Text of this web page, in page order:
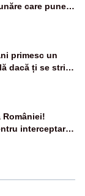
care pune
era
primesc un
dacă ți se strică
României!
interceptarea